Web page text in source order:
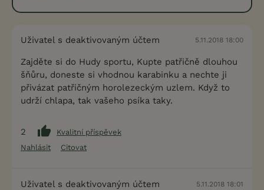
Uživatel s deaktivovaným účtem 5.11.2018 18:00
Zajděte si do Hudy sportu, Kupte patřičně dlouhou
šňůru, doneste si vhodnou karabinku a nechte ji
přivázat patřičným horolezeckým uzlem. Když to
udrží chlapa, tak vašeho psíka taky.
2
Kvalitní příspěvek
Nahlásit
Citovat
Uživatel s deaktivovaným účtem 5.11.2018 18:01